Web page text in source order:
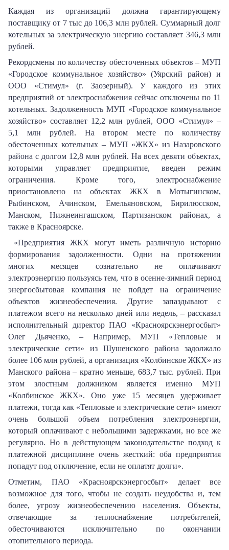
Каждая из организаций должна гарантирующему
поставщику от 7 тыс до 106,3 млн рублей. Суммарный долг
котельных за электрическую энергию составляет 346,3 млн
рублей.
Рекордсмены по количеству обесточенных объектов – МУП
«Городское коммунальное хозяйство» (Уярский район) и
ООО «Стимул» (г. Заозерный). У каждого из этих
предприятий от электроснабжения сейчас отключены по 11
котельных. Задолженность МУП «Городское коммунальное
хозяйство» составляет 12,2 млн рублей, ООО «Стимул» –
5,1 млн рублей. На втором месте по количеству
обесточенных котельных – МУП «ЖКХ» из Назаровского
района с долгом 12,8 млн рублей. На всех девяти объектах,
которыми управляет предприятие, введен режим
ограничения. Кроме того, электроснабжение
приостановлено на объектах ЖКХ в Мотыгинском,
Рыбинском, Ачинском, Емельяновском, Бирилюсском,
Манском, Нижнеингашском, Партизанском районах, а
также в Красноярске.
«Предприятия ЖКХ могут иметь различную историю
формирования задолженности. Одни на протяжении
многих месяцев сознательно не оплачивают
электроэнергию пользуясь тем, что в осенне-зимний период
энергосбытовая компания не пойдет на ограничение
объектов жизнеобеспечения. Другие запаздывают с
платежом всего на несколько дней или недель, – рассказал
исполнительный директор ПАО «Красноярскэнергосбыт»
Олег Дьяченко, – Например, МУП «Тепловые и
электрические сети» из Шушенского района задолжало
более 106 млн рублей, а организация «Колбинское ЖКХ» из
Манского района – кратно меньше, 683,7 тыс. рублей. При
этом злостным должником является именно МУП
«Колбинское ЖКХ». Оно уже 15 месяцев удерживает
платежи, тогда как «Тепловые и электрические сети» имеют
очень большой объем потребления электроэнергии,
который оплачивают с небольшими задержками, но все же
регулярно. Но в действующем законодательстве подход к
платежной дисциплине очень жесткий: оба предприятия
попадут под отключение, если не оплатят долги».
Отметим, ПАО «Красноярскэнергосбыт» делает все
возможное для того, чтобы не создать неудобства и, тем
более, угрозу жизнеобеспечению населения. Объекты,
отвечающие за теплоснабжение потребителей,
обесточиваются исключительно по окончании
отопительного периода.